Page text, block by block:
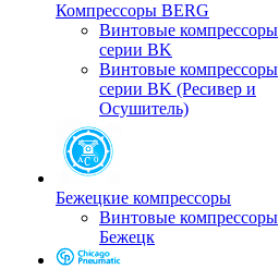
Компрессоры BERG
Винтовые компрессоры
серии BK
Винтовые компрессоры
серии BK (Ресивер и
Осушитель)
Бежецкие компрессоры
Винтовые компрессоры
Бежецк